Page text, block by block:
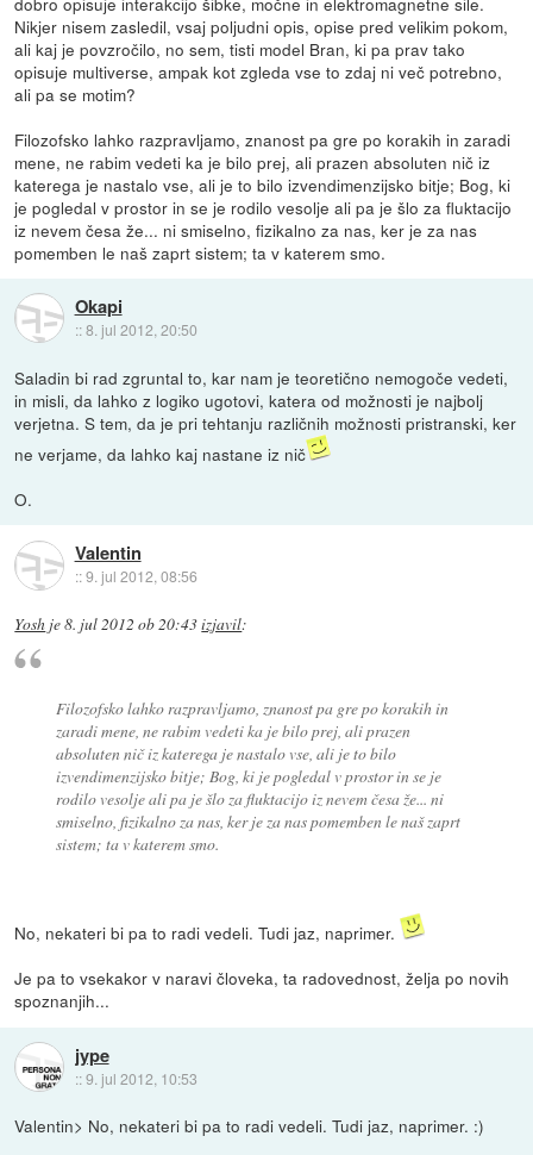
Nikjer nisem zasledil, vsaj poljudni opis, opise pred velikim pokom,
ali kaj je povzročilo, no sem, tisti model Bran, ki pa prav tako
opisuje multiverse, ampak kot zgleda vse to zdaj ni več potrebno,
ali pa se motim?
Filozofsko lahko razpravljamo, znanost pa gre po korakih in zaradi
mene, ne rabim vedeti ka je bilo prej, ali prazen absoluten nič iz
katerega je nastalo vse, ali je to bilo izvendimenzijsko bitje; Bog, ki
je pogledal v prostor in se je rodilo vesolje ali pa je šlo za fluktacijo
iz nevem česa že... ni smiselno, fizikalno za nas, ker je za nas
pomemben le naš zaprt sistem; ta v katerem smo.
Okapi
::8. jul 2012, 20:50
Saladin bi rad zgruntal to, kar nam je teoretično nemogoče vedeti,
in misli, da lahko z logiko ugotovi, katera od možnosti je najbolj
verjetna. S tem, da je pri tehtanju različnih možnosti pristranski, ker
ne verjame, da lahko kaj nastane iz nič
O.
Valentin
::9. jul 2012, 08:56
Yosh je8. jul 2012 ob 20:43izjavil:
Filozofsko lahko razpravljamo, znanost pa gre po korakih in
zaradi mene, ne rabim vedeti ka je bilo prej, ali prazen
absoluten nič iz katerega je nastalo vse, ali je to bilo
izvendimenzijsko bitje; Bog, ki je pogledal v prostor in se je
rodilo vesolje ali pa je šlo za fluktacijo iz nevem česa že... ni
smiselno, fizikalno za nas, ker je za nas pomemben le naš zaprt
sistem; ta v katerem smo.
No, nekateri bi pa to radi vedeli. Tudi jaz, naprimer.
Je pa to vsekakor v naravi človeka, ta radovednost, želja po novih
spoznanjih...
jype
::9. jul 2012, 10:53
Valentin> No, nekateri bi pa to radi vedeli. Tudi jaz, naprimer. :)